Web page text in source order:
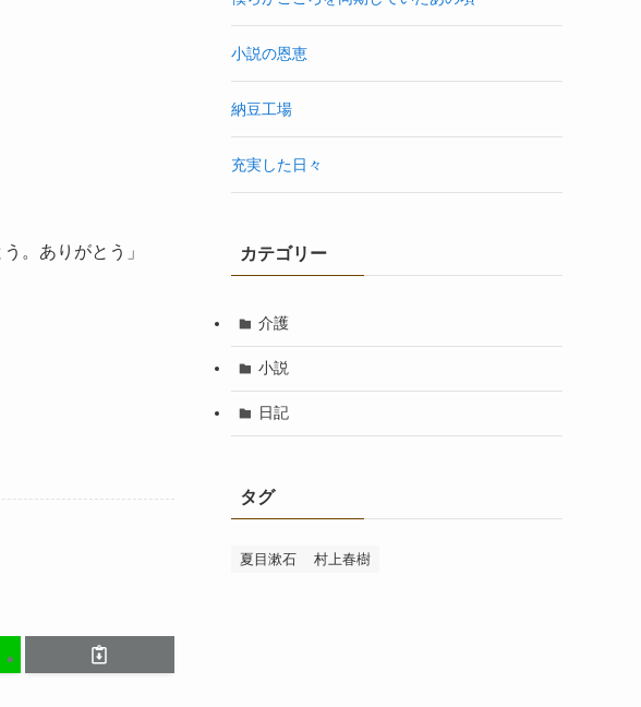
。ありがとう」
小説の恩恵
納豆工場
充実した日々
カテゴリー
介護
小説
日記
タグ
夏目漱石 村上春樹